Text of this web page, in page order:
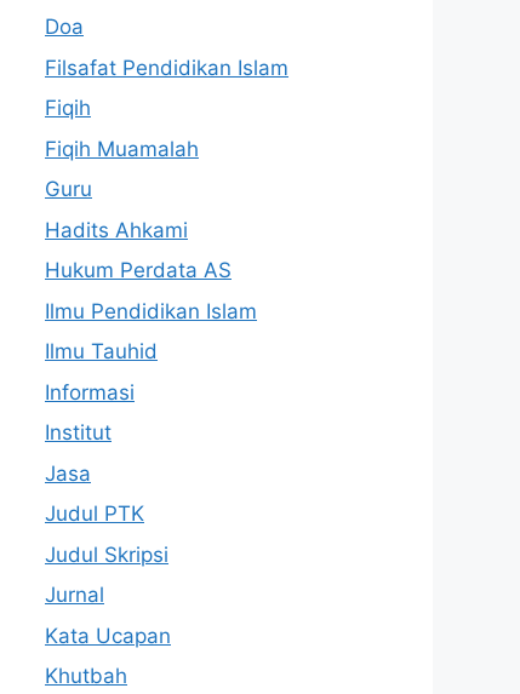
Doa
Filsafat Pendidikan Islam
Fiqih
Fiqih Muamalah
Guru
Hadits Ahkami
Hukum Perdata AS
Ilmu Pendidikan Islam
Ilmu Tauhid
Informasi
Institut
Jasa
Judul PTK
Judul Skripsi
Jurnal
Kata Ucapan
Khutbah